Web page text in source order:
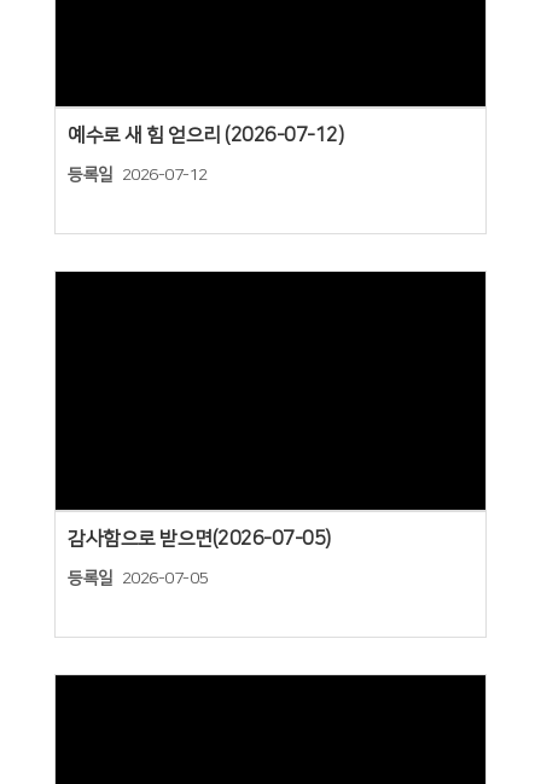
예수로 새 힘 얻으리 (2026-07-12)
등록일 2026-07-12
감사함으로 받으면(2026-07-05)
등록일 2026-07-05